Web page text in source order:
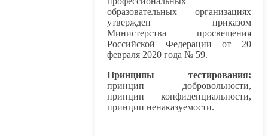
образовательных организациях
утвержден приказом
Министерства просвещения
Российской Федерации от 20
февраля 2020 года № 59.
Принципы тестирования:
принцип добровольности,
принцип конфиденциальности,
принцип ненаказуемости.